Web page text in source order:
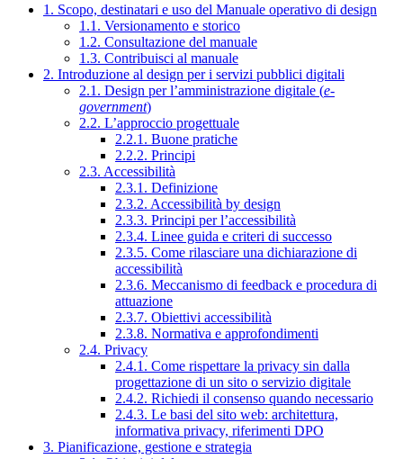
1. Scopo, destinatari e uso del Manuale operativo di design
1.1. Versionamento e storico
1.2. Consultazione del manuale
1.3. Contribuisci al manuale
2. Introduzione al design per i servizi pubblici digitali
2.1. Design per l’amministrazione digitale (e-
government)
2.2. L’approccio progettuale
2.2.1. Buone pratiche
2.2.2. Principi
2.3. Accessibilità
2.3.1. Definizione
2.3.2. Accessibilità by design
2.3.3. Principi per l’accessibilità
2.3.4. Linee guida e criteri di successo
2.3.5. Come rilasciare una dichiarazione di
accessibilità
2.3.6. Meccanismo di feedback e procedura di
attuazione
2.3.7. Obiettivi accessibilità
2.3.8. Normativa e approfondimenti
2.4. Privacy
2.4.1. Come rispettare la privacy sin dalla
progettazione di un sito o servizio digitale
2.4.2. Richiedi il consenso quando necessario
2.4.3. Le basi del sito web: architettura,
informativa privacy, riferimenti DPO
3. Pianificazione, gestione e strategia